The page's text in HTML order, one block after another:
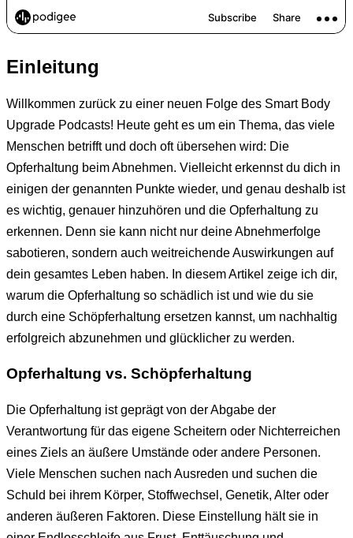
Einleitung
Willkommen zurück zu einer neuen Folge des Smart Body
Upgrade Podcasts! Heute geht es um ein Thema, das viele
Menschen betrifft und doch oft übersehen wird: Die
Opferhaltung beim Abnehmen. Vielleicht erkennst du dich in
einigen der genannten Punkte wieder, und genau deshalb ist
es wichtig, genauer hinzuhören und die Opferhaltung zu
erkennen. Denn sie kann nicht nur deine Abnehmerfolge
sabotieren, sondern auch weitreichende Auswirkungen auf
dein gesamtes Leben haben. In diesem Artikel zeige ich dir,
warum die Opferhaltung so schädlich ist und wie du sie
durch eine Schöpferhaltung ersetzen kannst, um nachhaltig
erfolgreich abzunehmen und glücklicher zu werden.
Opferhaltung vs. Schöpferhaltung
Die Opferhaltung ist geprägt von der Abgabe der
Verantwortung für das eigene Scheitern oder Nichterreichen
eines Ziels an äußere Umstände oder andere Personen.
Viele Menschen suchen nach Ausreden und suchen die
Schuld bei ihrem Körper, Stoffwechsel, Genetik, Alter oder
anderen äußeren Faktoren. Diese Einstellung hält sie in